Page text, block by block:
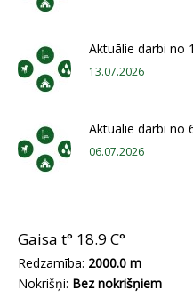
Aktuālie darbi no
13.07.2026
Aktuālie darbi no
06.07.2026
Gaisa t° 18.9 C°
Redzamība: 2000.0 m
Nokrišņi: Bez nokrišņiem